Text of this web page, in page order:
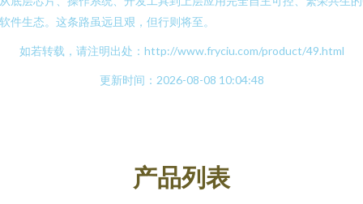
件生态。这条路虽远且艰，但行则将至。
如若转载，请注明出处：http://www.fryciu.com/product/49.html
更新时间：2026-08-08 10:04:48
产品列表